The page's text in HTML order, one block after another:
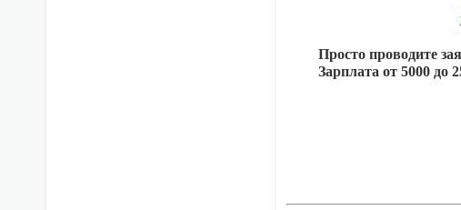
Просто проводите
Зарплата от 5000 до